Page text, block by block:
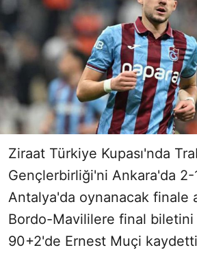
Ziraat Türkiye Kupası'nda
Gençlerbirliği'ni Ankara'da
Antalya'da oynanacak finale
Bordo-Mavililere final
90+2'de Ernest Muçi